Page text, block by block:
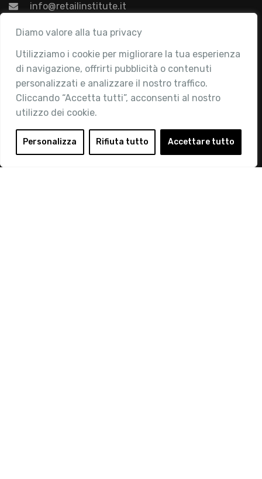
Diamo valore alla tua privacy
Utilizziamo i cookie per migliorare la tua esperienza
di navigazione, offrirti pubblicità o contenuti
personalizzati e analizzare il nostro traffico.
Cliccando “Accetta tutti”, acconsenti al nostro
utilizzo dei cookie.
Personalizza Rifiuta tutto Accettare tutto
info@retailinstitute.it
Associazione
Chi siamo
Attività
Contatti
Area Riservata
Login
Diventa Socio